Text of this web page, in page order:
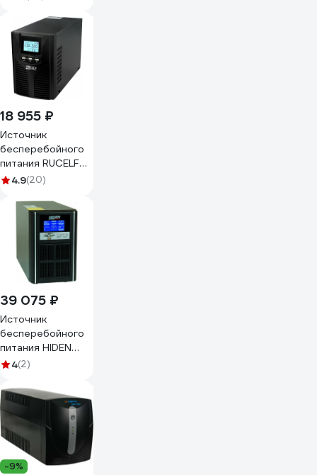
18 955 ₽
Источник
бесперебойного
питания RUCELF
UPO-1000T-24-I
4.9(20)
39 075 ₽
Источник
бесперебойного
питания HIDEN
EXPERT 1 kVA/0,9
UDC9201S
4(2)
-9%